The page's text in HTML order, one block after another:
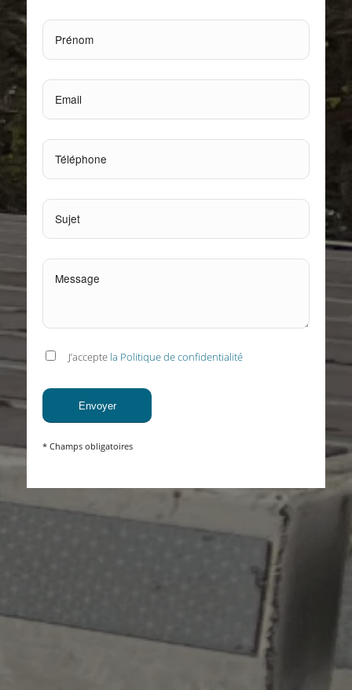
J’accepte la Politique de confidentialité
* Champs obligatoires